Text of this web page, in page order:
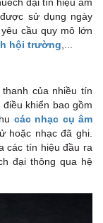
sử dụng ngày
cầu quy mô lớn
hội trường
của nhiều tín
khiển bao gồm
các nhạc cụ âm
hoặc nhạc đã ghi.
các tín hiệu đầu ra
đại thông qua hệ